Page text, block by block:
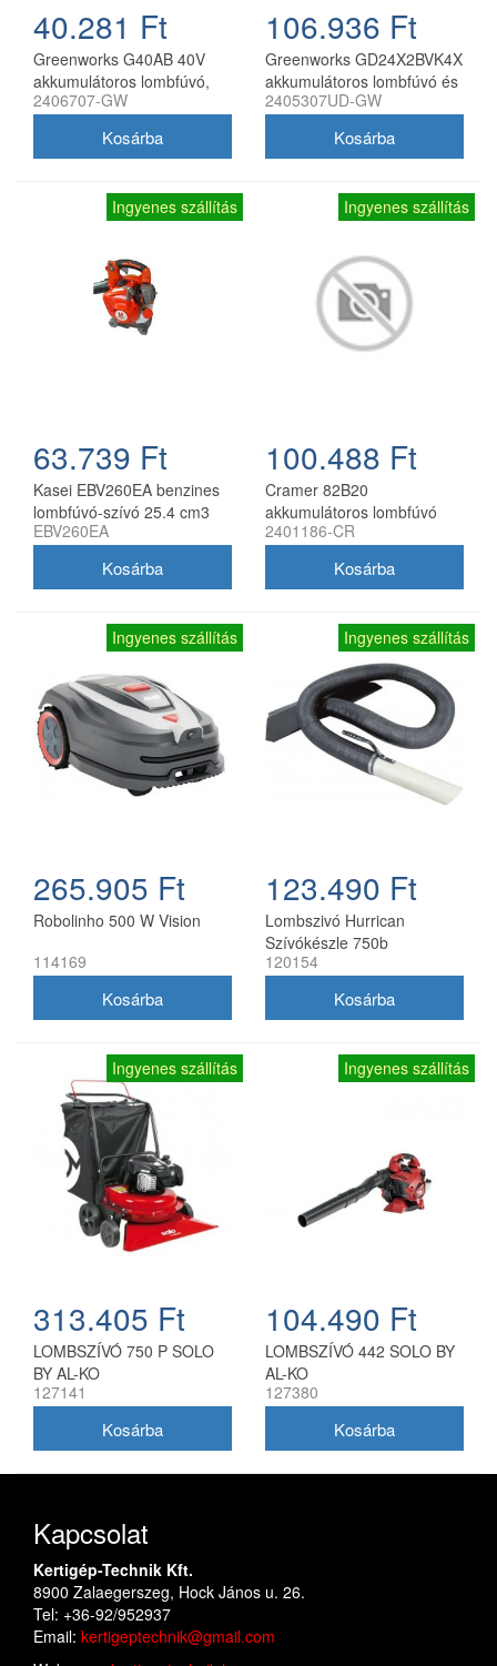
40.281 Ft
Greenworks G40AB 40V
akkumulátoros lombfúvó,
akkumulátor és töltő nélkül
2406707-GW
106.936 Ft
Greenworks GD24X2BVK4X
akkumulátoros lombfúvó és
lombszívó 48 V 2x24 V 2
2405307UD-GW
Ingyenes szállítás
63.739 Ft
Kasei EBV260EA benzines
lombfúvó-szívó 25.4 cm3
0.8 kW gyűjtőzsákkal
EBV260EA
Ingyenes szállítás
100.488 Ft
Cramer 82B20
akkumulátoros lombfúvó
82V, akku és töltő nélkül
2401186-CR
Ingyenes szállítás
265.905 Ft
Robolinho 500 W Vision
114169
Ingyenes szállítás
123.490 Ft
Lombszivó Hurrican
Szívókészle 750b
120154
Ingyenes szállítás
313.405 Ft
LOMBSZÍVÓ 750 P SOLO
BY AL-KO
127141
Ingyenes szállítás
104.490 Ft
LOMBSZÍVÓ 442 SOLO BY
AL-KO
127380
Kapcsolat
Kertigép-Technik Kft.
8900 Zalaegerszeg, Hock János u. 26.
Tel: +36-92/952937
Email: kertigeptechnik@gmail.com